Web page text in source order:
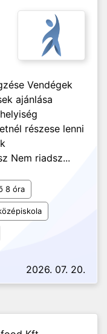
Vendégek
ajánlása
részese lenni
Nem riadsz...
8 óra
2026. 07. 20.